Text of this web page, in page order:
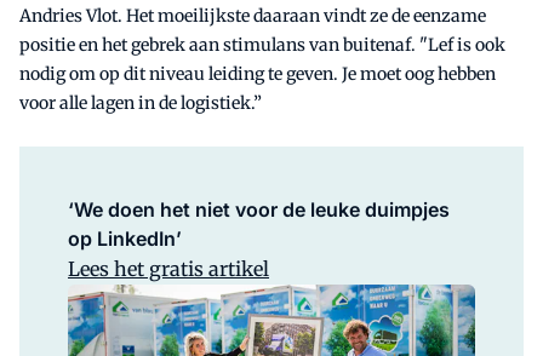
Andries Vlot. Het moeilijkste daaraan vindt ze de eenzame
positie en het gebrek aan stimulans van buitenaf. "Lef is ook
nodig om op dit niveau leiding te geven. Je moet oog hebben
voor alle lagen in de logistiek.”
‘We doen het niet voor de leuke duimpjes
op LinkedIn’
Lees het gratis artikel